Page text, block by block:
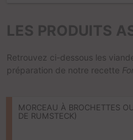
LES PRODUITS
Retrouvez ci-dessous les
préparation de notre recette
MORCEAU À BROCHETTES
DE RUMSTECK)